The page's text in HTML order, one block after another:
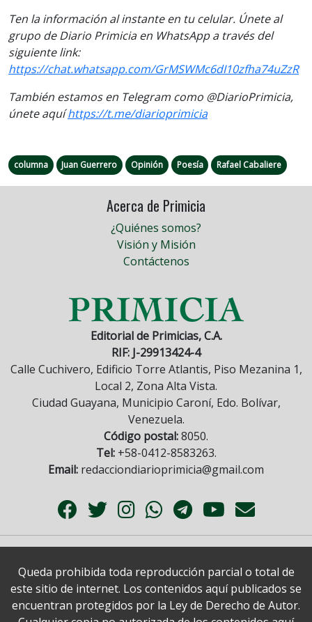
Ten la información al instante en tu celular. Únete al
grupo de Diario Primicia en WhatsApp a través del
siguiente link:
https://chat.whatsapp.com/GrMSWMc6dI10zfha74uZzR
También estamos en Telegram como @DiarioPrimicia,
únete aquíhttps://t.me/diarioprimicia
columna Juan Guerrero Opinión Poesía Rafael Cabaliere
Acerca de Primicia
¿Quiénes somos?
Visión y Misión
Contáctenos
Editorial de Primicias, C.A.
RIF: J-29913424-4
Calle Cuchivero, Edificio Torre Atlantis, Piso Mezanina 1,
Local 2, Zona Alta Vista.
Ciudad Guayana, Municipio Caroní, Edo. Bolívar,
Venezuela.
Código postal:8050.
Tel:+58-0412-8583263.
Email: redacciondiarioprimicia@gmail.com
Queda prohibida toda reproducción parcial o total de
este sitio de internet. Los contenidos aquí publicados se
encuentran protegidos por la Ley de Derecho de Autor.